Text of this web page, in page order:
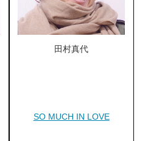
田村真代
SO MUCH IN LOVE